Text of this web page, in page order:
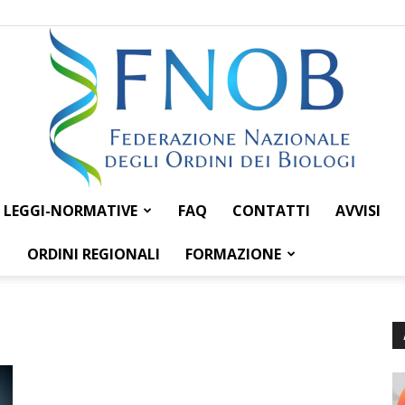
Federazione
LEGGI-NORMATIVE FAQ CONTATTI AVVISI
ORDINI REGIONALI FORMAZIONE